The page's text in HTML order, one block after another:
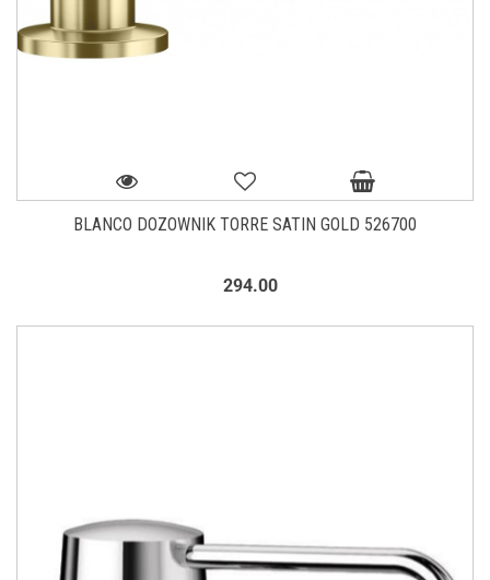
BLANCO DOZOWNIK TORRE SATIN GOLD 526700
294.00